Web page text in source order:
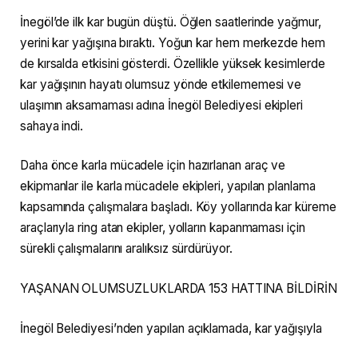
İnegöl’de ilk kar bugün düştü. Öğlen saatlerinde yağmur,
yerini kar yağışına bıraktı. Yoğun kar hem merkezde hem
de kırsalda etkisini gösterdi. Özellikle yüksek kesimlerde
kar yağışının hayatı olumsuz yönde etkilememesi ve
ulaşımın aksamaması adına İnegöl Belediyesi ekipleri
sahaya indi.
Daha önce karla mücadele için hazırlanan araç ve
ekipmanlar ile karla mücadele ekipleri, yapılan planlama
kapsamında çalışmalara başladı. Köy yollarında kar küreme
araçlarıyla ring atan ekipler, yolların kapanmaması için
sürekli çalışmalarını aralıksız sürdürüyor.
YAŞANAN OLUMSUZLUKLARDA 153 HATTINA BİLDİRİN
İnegöl Belediyesi’nden yapılan açıklamada, kar yağışıyla